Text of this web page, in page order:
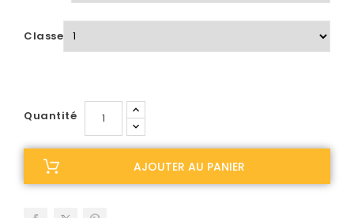
Classe
Quantité
AJOUTER AU PANIER